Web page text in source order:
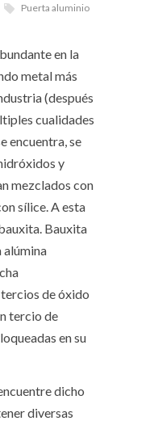
Puerta aluminio
en la
metal más
(después
cualidades
encuentra, se
y
mezclados con
sílice. A esta
Bauxita
alúmina
de óxido
tercio de
en su
dicho
diversas